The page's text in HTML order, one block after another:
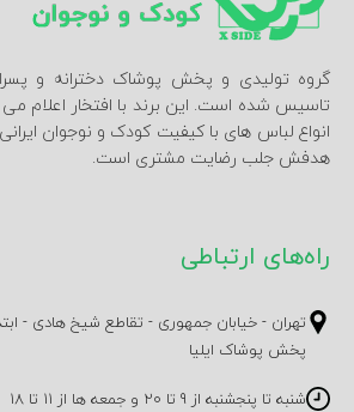
تاسیس شده است. این برند با افتخار اعلام
انواع لباس های با کیفیت کودک و نوجوان
هدفش جلب رضایت مشتری است.
راه‌های ارتباطی
پخش پوشاک ایلیا
شنبه تا پنجشنبه از 9 تا 20 و جمعه ها از 11 تا 18